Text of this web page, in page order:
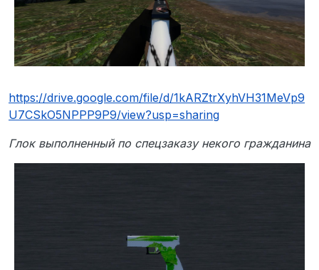
https://drive.google.com/file/d/1kARZtrXyhVH31MeVp9
U7CSkO5NPPP9P9/view?usp=sharing
Глок выполненный по спецзаказу некого гражданина